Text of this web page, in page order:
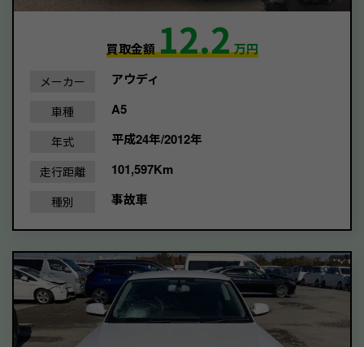
買取金額12.2万円
メーカー アウディ
車種 A5
年式 平成24年/2012年
走行距離 101,597Km
種別 事故車